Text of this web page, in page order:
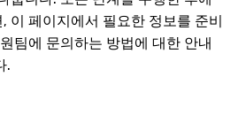
이 페이지에서 필요한 정보를 준비
팀에 문의하는 방법에 대한 안내
.